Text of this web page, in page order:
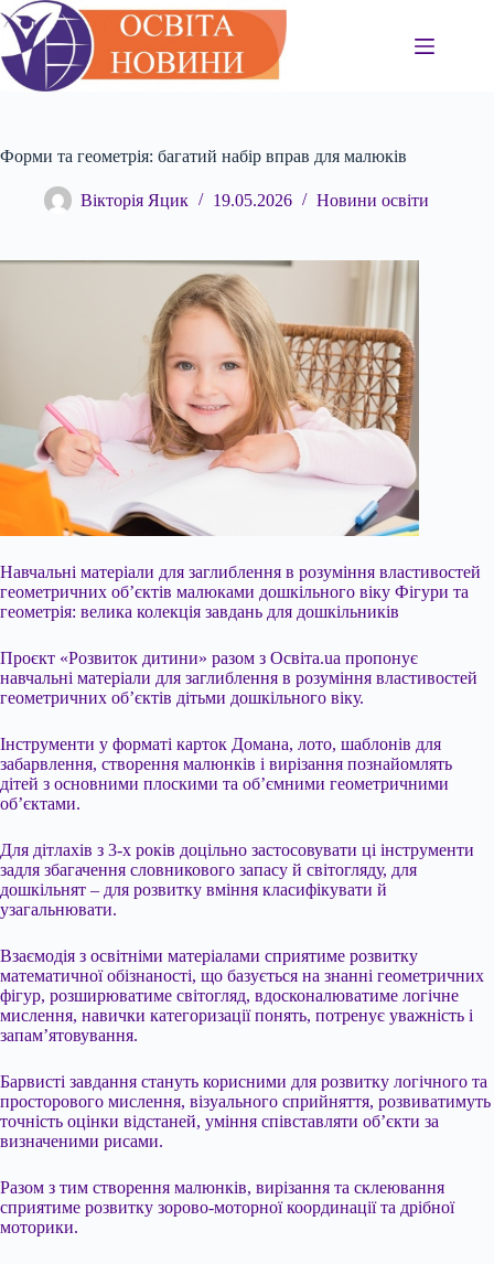
Перейти
до
вмісту
Форми та геометрія: багатий набір вправ для малюків
Вікторія Яцик 19.05.2026 Новини освіти
Навчальні матеріали для заглиблення в розуміння властивостей
геометричних об’єктів малюками дошкільного віку Фігури та
геометрія: велика колекція завдань для дошкільників
Проєкт «Розвиток дитини» разом з Освіта.ua пропонує
навчальні матеріали для заглиблення в розуміння властивостей
геометричних об’єктів дітьми дошкільного віку.
Інструменти у форматі карток Домана, лото, шаблонів для
забарвлення, створення малюнків і вирізання познайомлять
дітей з основними плоскими та об’ємними геометричними
об’єктами.
Для дітлахів з 3-х років доцільно застосовувати ці інструменти
задля збагачення словникового запасу й світогляду, для
дошкільнят – для розвитку вміння класифікувати й
узагальнювати.
Взаємодія з освітніми матеріалами сприятиме розвитку
математичної обізнаності, що базується на знанні геометричних
фігур, розширюватиме світогляд, вдосконалюватиме логічне
мислення, навички категоризації понять, потренує уважність і
запам’ятовування.
Барвисті завдання стануть корисними для розвитку логічного та
просторового мислення, візуального сприйняття, розвиватимуть
точність оцінки відстаней, уміння співставляти об’єкти за
визначеними рисами.
Разом з тим створення малюнків, вирізання та склеювання
сприятиме розвитку зорово-моторної координації та дрібної
моторики.